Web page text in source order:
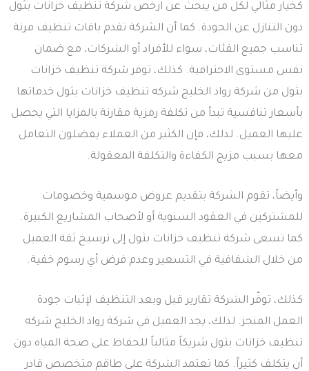
كخيار مثالي لكل من يبحث عن ارخص شركة تنظيف خزانات بثول
دون التنازل عن الجودة. كما أن الشركة تقدم باقات تنظيف مرنة
تناسب جميع الفئات، سواء للأفراد أو الشركات، مع ضمان
نفس مستوى الاحترافية. كذلك، توفر شركة تنظيف خزانات
بثول من شركة رواد الخليج شركه تنظيف خزانات بثول خدماتها
بأسعار تنافسية تبدأ من تكلفة رمزية مقارنة بالمزايا التي يحصل
عليها العميل. لذلك، فإن الكثير من العملاء يفضلون التعامل
معها بسبب مزيج الكفاءة والتكلفة المعقولة.
وأيضاً، تقوم الشركة بتقديم عروض موسمية وخصومات
للمشتركين في العقود السنوية أو لأصحاب المشاريع الكبيرة.
كما تسعى شركة تنظيف خزانات بثول إلى ترسيخ ثقة العميل
من خلال الشفافية في التسعير وعدم فرض أي رسوم خفية.
كذلك، توفّر الشركة تقارير قبل وبعد التنظيف لإثبات جودة
العمل المنجز. لذلك، يجد العميل في شركة رواد الخليج شركه
تنظيف خزانات بثول شريكاً مثالياً للحفاظ على صحة المياه دون
أن يتكلف كثيراً. كما تعتمد الشركة على طاقم متخصص قادر